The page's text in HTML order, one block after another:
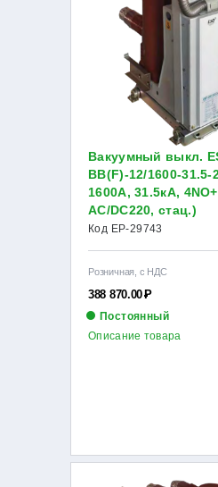
Вакуумный выкл.
ВВ(F)-12/1600-31.5-
1600А, 31.5кА,
AC/DC220, стац.)
Код EP-29743
Розничная, с НДС
388 870.00Р
Постоянный
Описание товара